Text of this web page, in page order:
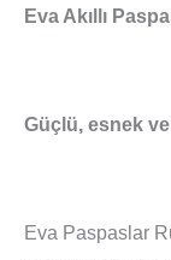
Eva Akıllı
Güçlü, esnek
Eva Paspaslar